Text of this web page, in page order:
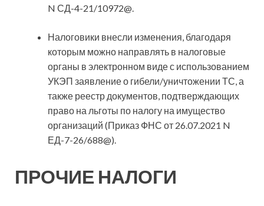
N СД-4-21/10972@.
Налоговики внесли изменения, благодаря
которым можно направлять в налоговые
органы в электронном виде с использованием
УКЭП заявление о гибели/уничтожении ТС, а
также реестр документов, подтверждающих
право на льготы по налогу на имущество
организаций (Приказ ФНС от 26.07.2021 N
ЕД-7-26/688@).
ПРОЧИЕ НАЛОГИ